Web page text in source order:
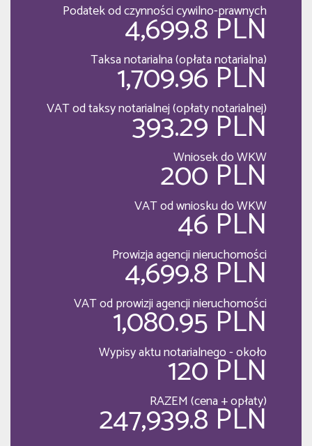
Podatek od czynności cywilno-prawnych
4,699.8 PLN
Taksa notarialna (opłata notarialna)
1,709.96 PLN
VAT od taksy notarialnej (opłaty notarialnej)
393.29 PLN
Wniosek do WKW
200 PLN
VAT od wniosku do WKW
46 PLN
Prowizja agencji nieruchomości
4,699.8 PLN
VAT od prowizji agencji nieruchomości
1,080.95 PLN
Wypisy aktu notarialnego - około
120 PLN
RAZEM (cena + opłaty)
247,939.8 PLN